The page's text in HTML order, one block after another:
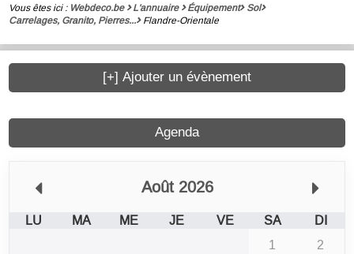
Vous êtes ici : Webdeco.be L'annuaire Équipement
Sol
Carrelages, Granito, Pierres...
Flandre-Orientale
Agenda
Août 2026
LU MA ME JE VE SA
DI
1
2
[+] Ajouter un évènement